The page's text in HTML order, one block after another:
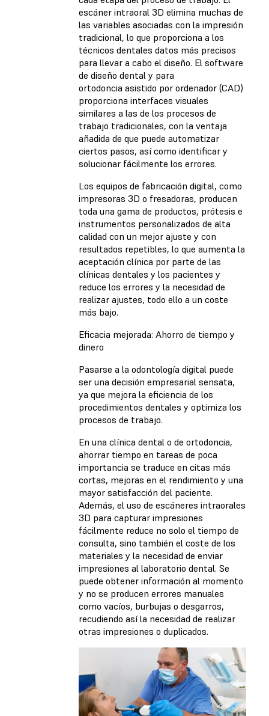
escáner intraoral 3D elimina muchas de
las variables asociadas con la impresión
tradicional, lo que proporciona a los
técnicos dentales datos más precisos
para llevar a cabo el diseño. El software
de diseño dental y para
ortodoncia asistido por ordenador (CAD)
proporciona interfaces visuales
similares a las de los procesos de
trabajo tradicionales, con la ventaja
añadida de que puede automatizar
ciertos pasos, así como identificar y
solucionar fácilmente los errores.
Los equipos de fabricación digital, como
impresoras 3D o fresadoras, producen
toda una gama de productos, prótesis e
instrumentos personalizados de alta
calidad con un mejor ajuste y con
resultados repetibles, lo que aumenta la
aceptación clínica por parte de las
clínicas dentales y los pacientes y
reduce los errores y la necesidad de
realizar ajustes, todo ello a un coste
más bajo.
Eficacia mejorada: Ahorro de tiempo y
dinero
Pasarse a la odontología digital puede
ser una decisión empresarial sensata,
ya que mejora la eficiencia de los
procedimientos dentales y optimiza los
procesos de trabajo.
En una clínica dental o de ortodoncia,
ahorrar tiempo en tareas de poca
importancia se traduce en citas más
cortas, mejoras en el rendimiento y una
mayor satisfacción del paciente.
Además, el uso de escáneres intraorales
3D para capturar impresiones
fácilmente reduce no solo el tiempo de
consulta, sino también el coste de los
materiales y la necesidad de enviar
impresiones al laboratorio dental. Se
puede obtener información al momento
y no se producen errores manuales
como vacíos, burbujas o desgarros,
recudiendo así la necesidad de realizar
otras impresiones o duplicados.